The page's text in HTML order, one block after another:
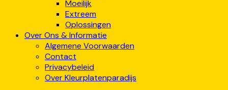
Moeilijk
Extreem
Oplossingen
Over Ons & Informatie
Algemene Voorwaarden
Contact
Privacybeleid
Over Kleurplatenparadijs